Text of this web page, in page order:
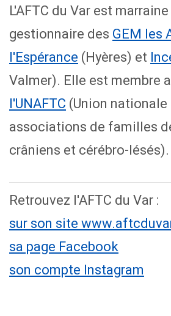
L'AFTC du Var est
gestionnaire des GEM les
l'Espérance (Hyères) et
Valmer). Elle est membre
l'UNAFTC (Union nationale
associations de familles
crâniens et cérébro-lésés).
Retrouvez l'AFTC du Var :
sur son site
sa page Facebook
son compte Instagram